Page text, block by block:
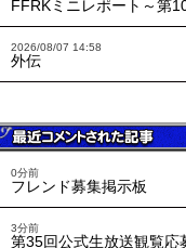
FFRKミニレポート～第
2026/08/07 14:58
外伝
0分前
フレンド募集掲示板
3分前
第35回公式生放送観覧応